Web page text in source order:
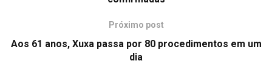
Próximo post
Aos 61 anos, Xuxa passa por 80 procedimentos em um
dia